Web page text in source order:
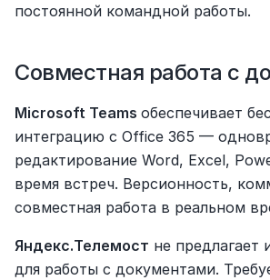
постоянной командной работы.
Совместная работа с
Microsoft Teams обеспечивает
интеграцию с Office 365 —
редактирование Word, Excel,
время встреч. Версионность,
совместная работа в реальном
Яндекс.Телемост не предлагает
для работы с документами.